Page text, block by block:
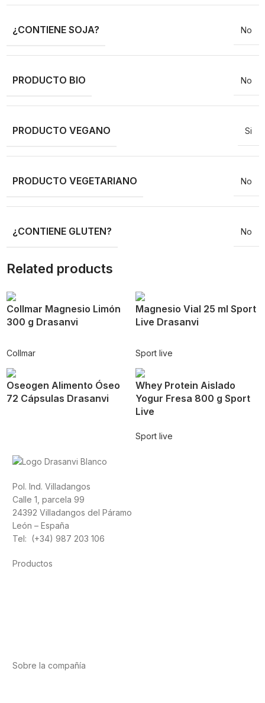
¿CONTIENE SOJA? No
PRODUCTO BIO No
PRODUCTO VEGANO Si
PRODUCTO VEGETARIANO No
¿CONTIENE GLUTEN? No
Related products
Collmar Magnesio Limón
300 g Drasanvi
Collmar
Magnesio Vial 25 ml Sport
Live Drasanvi
Sport live
Oseogen Alimento Óseo
72 Cápsulas Drasanvi
Whey Protein Aislado
Yogur Fresa 800 g Sport
Live
Sport live
Pol. Ind. Villadangos
Calle 1, parcela 99
24392 Villadangos del Páramo
León – España
Tel: (+34) 987 203 106
Productos
Sobre la compañía